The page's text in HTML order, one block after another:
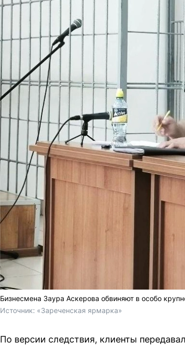
Бизнесмена Заура Аскерова обвиняют в особо
Источник: «Зареченская ярмарка»
По версии следствия, клиенты